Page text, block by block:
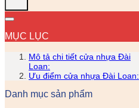
MỤC LỤC
Mô tả chi tiết cửa nhựa Đài
Loan:
Ưu điểm cửa nhựa Đài Loan:
Danh mục sản phẩm